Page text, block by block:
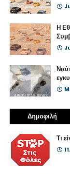
Η
Δημοφιλή
Τι